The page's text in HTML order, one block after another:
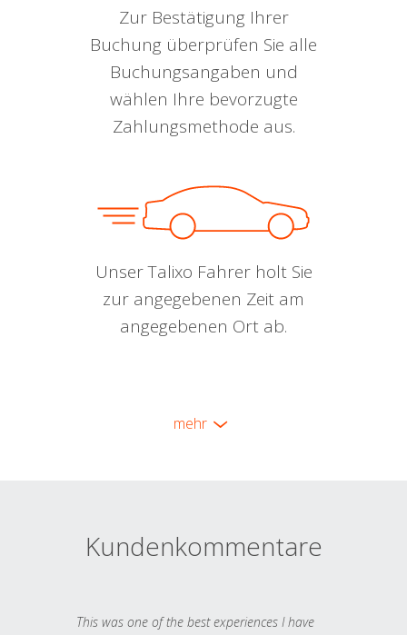
Zur Bestätigung Ihrer
Buchung überprüfen Sie alle
Buchungsangaben und
wählen Ihre bevorzugte
Zahlungsmethode aus.
Unser Talixo Fahrer holt Sie
zur angegebenen Zeit am
angegebenen Ort ab.
mehr
Kundenkommentare
This was one of the best experiences I have